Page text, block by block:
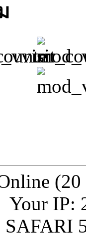
(20
Your IP:
SAFARI